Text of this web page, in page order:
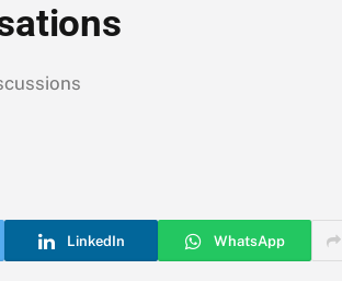
LinkedIn WhatsApp